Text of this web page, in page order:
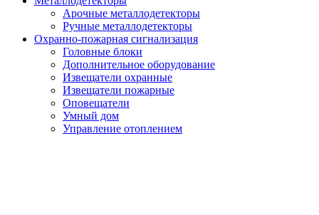
Арочные металлодетекторы
Ручные металлодетекторы
Охранно-пожарная сигнализация
Головные блоки
Дополнительное оборудование
Извещатели охранные
Извещатели пожарные
Оповещатели
Умный дом
Управление отоплением